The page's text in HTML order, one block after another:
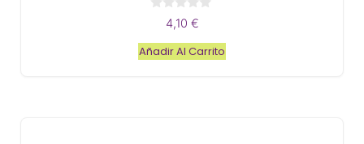
e
5
4,10 €
Añadir Al Carrito